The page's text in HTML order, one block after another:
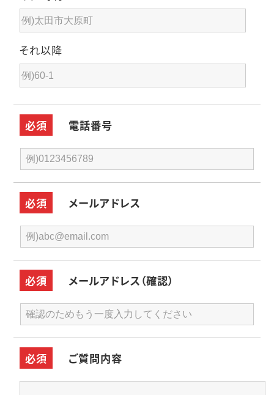
それ以降
必須 電話番号
必須 メールアドレス
必須 メールアドレス（確認）
必須 ご質問内容